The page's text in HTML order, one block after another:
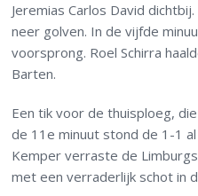
Jeremias Carlos David
neer golven. In de vijfde
voorsprong. Roel Schirra
Barten.
Een tik voor de thuisploeg,
de 11e minuut stond de 1-1
Kemper verraste de
met een verraderlijk schot in